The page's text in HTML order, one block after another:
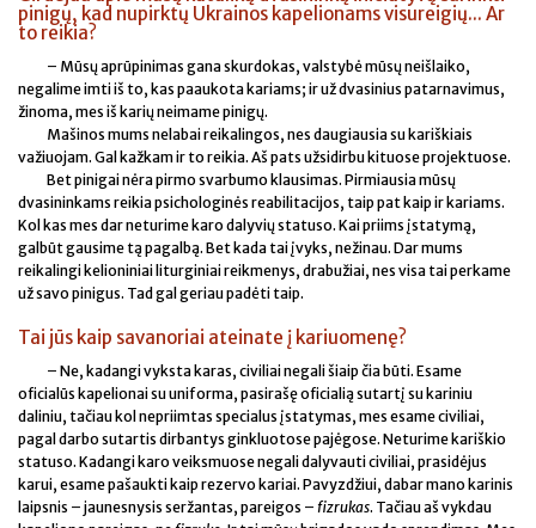
pinigų, kad nupirktų Ukrainos kapelionams visureigių... Ar
to reikia?
– Mūsų aprūpinimas gana skurdokas, valstybė mūsų neišlaiko,
negalime imti iš to, kas paaukota kariams; ir už dvasinius patarnavimus,
žinoma, mes iš karių neimame pinigų.
Mašinos mums nelabai reikalingos, nes daugiausia su kariškiais
važiuojam. Gal kažkam ir to reikia. Aš pats užsidirbu kituose projektuose.
Bet pinigai nėra pirmo svarbumo klausimas. Pirmiausia mūsų
dvasininkams reikia psichologinės reabilitacijos, taip pat kaip ir kariams.
Kol kas mes dar neturime karo dalyvių statuso. Kai priims įstatymą,
galbūt gausime tą pagalbą. Bet kada tai įvyks, nežinau. Dar mums
reikalingi kelioniniai liturginiai reikmenys, drabužiai, nes visa tai perkame
už savo pinigus. Tad gal geriau padėti taip.
Tai jūs kaip savanoriai ateinate į kariuomenę?
– Ne, kadangi vyksta karas, civiliai negali šiaip čia būti. Esame
oficialūs kapelionai su uniforma, pasirašę oficialią sutartį su kariniu
daliniu, tačiau kol nepriimtas specialus įstatymas, mes esame civiliai,
pagal darbo sutartis dirbantys ginkluotose pajėgose. Neturime kariškio
statuso. Kadangi karo veiksmuose negali dalyvauti civiliai, prasidėjus
karui, esame pašaukti kaip rezervo kariai. Pavyzdžiui, dabar mano karinis
laipsnis – jaunesnysis seržantas, pareigos – fizrukas. Tačiau aš vykdau